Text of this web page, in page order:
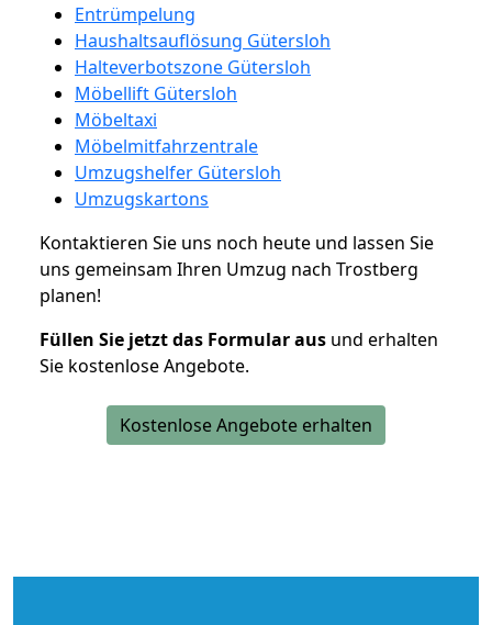
Entrümpelung
Haushaltsauflösung Gütersloh
Halteverbotszone Gütersloh
Möbellift Gütersloh
Möbeltaxi
Möbelmitfahrzentrale
Umzugshelfer Gütersloh
Umzugskartons
Kontaktieren Sie uns noch heute und lassen Sie
uns gemeinsam Ihren Umzug nach Trostberg
planen!
Füllen Sie jetzt das Formular aus und erhalten
Sie kostenlose Angebote.
Kostenlose Angebote erhalten